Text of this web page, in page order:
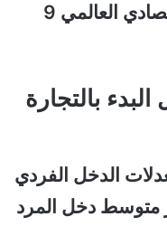
مميزة يعدد مقال المنتدى الاقتصادي العالمي 9
بالتجارة
الدخل الفردي
دولار دولار متوسط دخل المرد